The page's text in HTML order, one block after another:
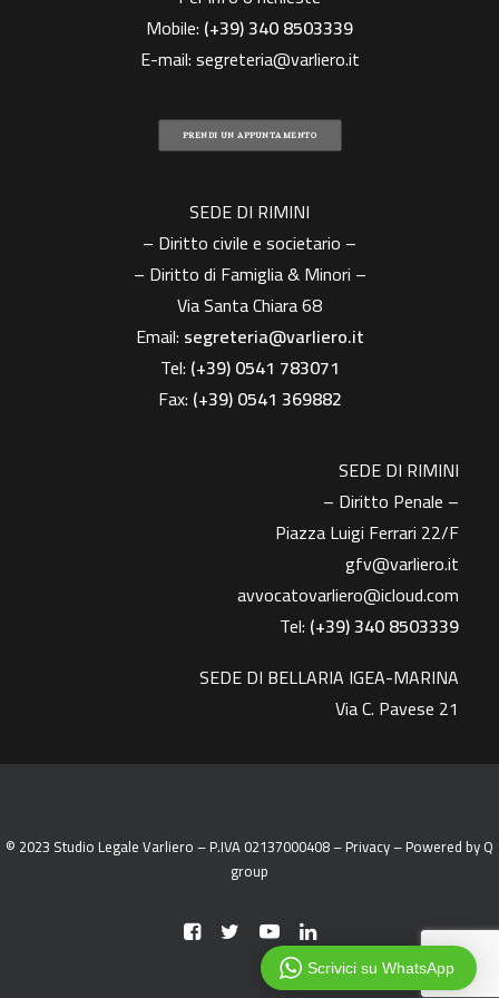
Mobile: (+39)340 8503339
E-mail:segreteria@varliero.it
PRENDI UN APPUNTAMENTO
SEDE DI RIMINI
– Diritto civile e societario –
– Diritto di Famiglia & Minori –
Via Santa Chiara 68
Email: segreteria@varliero.it
Tel: (+39) 0541 783071
Fax: (+39)0541 369882
SEDE DI RIMINI
– Diritto Penale –
Piazza Luigi Ferrari 22/F
gfv@varliero.it
avvocatovarliero@icloud.com
Tel: (+39) 340 8503339
SEDE DI BELLARIA IGEA-MARINA
Via C. Pavese 21
© 2023 Studio Legale Varliero – P.IVA 02137000408 –Privacy– Powered byQ
group
Scrivici su WhatsApp